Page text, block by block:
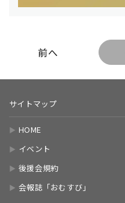
サイトマップ
HOME
イベント
後援会規約
会報誌「おむすび」